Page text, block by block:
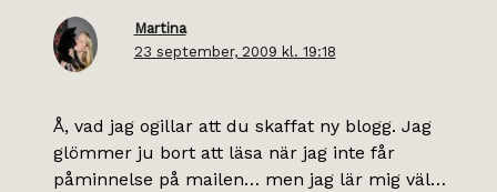
Martina
23 september, 2009 kl. 19:18
Å, vad jag ogillar att du skaffat ny blogg. Jag
glömmer ju bort att läsa när jag inte får
påminnelse på mailen… men jag lär mig väl…